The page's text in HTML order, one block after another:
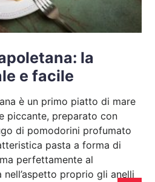
la
e facile
è un primo piatto di mare
piccante, preparato con
di pomodorini profumato
pasta a forma di
perfettamente al
proprio gli anelli